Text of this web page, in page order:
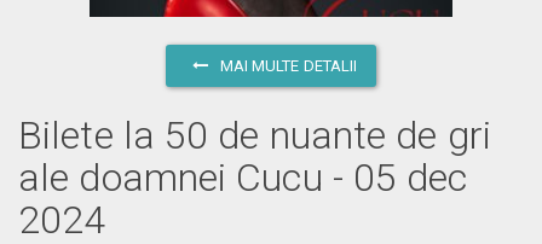
MAI MULTE DETALII
Bilete la 50 de nuante de gri
ale doamnei Cucu - 05 dec
2024